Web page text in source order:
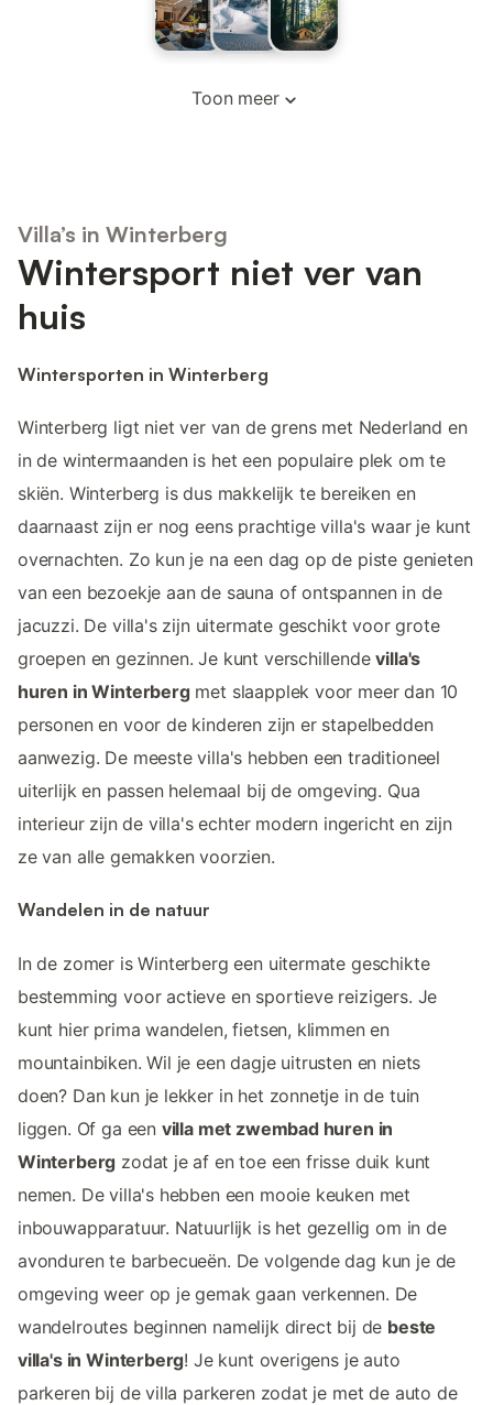
Toon meer
Villa’s in Winterberg
Wintersport niet ver van
huis
Wintersporten in Winterberg
Winterberg ligt niet ver van de grens met Nederland en
in de wintermaanden is het een populaire plek om te
skiën. Winterberg is dus makkelijk te bereiken en
daarnaast zijn er nog eens prachtige villa's waar je kunt
overnachten. Zo kun je na een dag op de piste genieten
van een bezoekje aan de sauna of ontspannen in de
jacuzzi. De villa's zijn uitermate geschikt voor grote
groepen en gezinnen. Je kunt verschillendevilla's
huren in Winterbergmet slaapplek voor meer dan 10
personen en voor de kinderen zijn er stapelbedden
aanwezig. De meeste villa's hebben een traditioneel
uiterlijk en passen helemaal bij de omgeving. Qua
interieur zijn de villa's echter modern ingericht en zijn
ze van alle gemakken voorzien.
Wandelen in de natuur
In de zomer is Winterberg een uitermate geschikte
bestemming voor actieve en sportieve reizigers. Je
kunt hier prima wandelen, fietsen, klimmen en
mountainbiken. Wil je een dagje uitrusten en niets
doen? Dan kun je lekker in het zonnetje in de tuin
liggen. Of ga een villa met zwembad huren in
Winterberg zodat je af en toe een frisse duik kunt
nemen. De villa's hebben een mooie keuken met
inbouwapparatuur. Natuurlijk is het gezellig om in de
avonduren te barbecueën. De volgende dag kun je de
omgeving weer op je gemak gaan verkennen. De
wandelroutes beginnen namelijk direct bij de beste
villa's in Winterberg! Je kunt overigens je auto
parkeren bij de villa parkeren zodat je met de auto de